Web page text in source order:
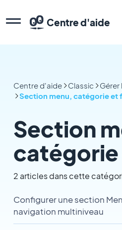
Centre d'aide
Centre d'aide Classic
Section menu, catégorie et
Section
2 articles dans cette
Configurer une section
navigation multiniveau